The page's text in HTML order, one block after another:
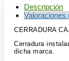
Descripción
Valoraciones
CERRADURA
Cerradura
dicha marca.